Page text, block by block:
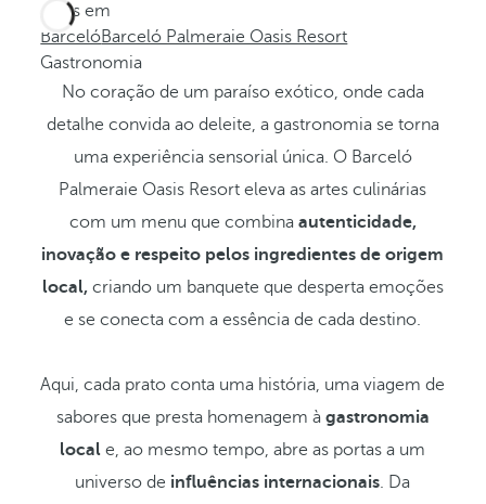
Estes em
BarcelóBarceló Palmeraie Oasis Resort
Gastronomia
No coração de um paraíso exótico, onde cada
detalhe convida ao deleite, a gastronomia se torna
uma experiência sensorial única. O Barceló
Palmeraie Oasis Resort eleva as artes culinárias
com um menu que combina autenticidade,
inovação e respeito pelos ingredientes de origem
local, criando um banquete que desperta emoções
e se conecta com a essência de cada destino.
Aqui, cada prato conta uma história, uma viagem de
sabores que presta homenagem à gastronomia
locale, ao mesmo tempo, abre as portas a um
universo de influências internacionais. Da